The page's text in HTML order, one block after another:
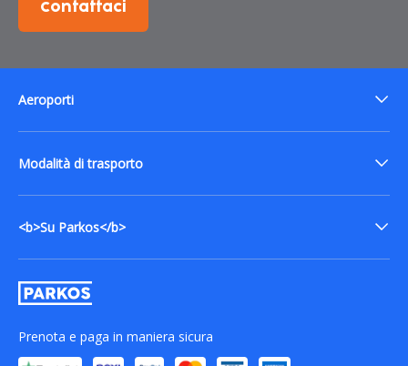
Contattaci
Prenota e paga in maniera sicura
Aeroporti
Modalità di trasporto
<b>Su Parkos</b>